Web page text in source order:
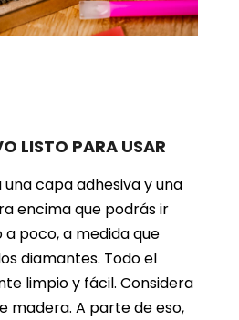
LISTO PARA USAR
una capa adhesiva y una
encima que podrás ir
poco, a medida que
diamantes. Todo el
limpio y fácil. Considera
madera. A parte de eso,